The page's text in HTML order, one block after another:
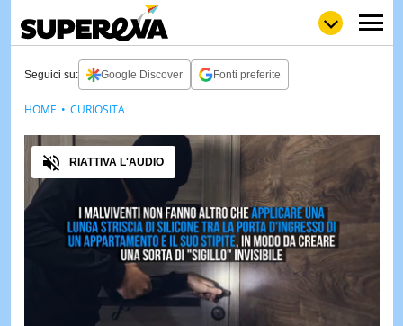
LOLGULP
LOVE
WOW
POP
NEWS
STORIE
VIDEO
& TV
Seguici su: Google Discover Fonti preferite
Audio
RIATTIVA L'AUDIO
HOME CURIOSITÀ